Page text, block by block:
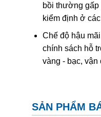
bồi thường gấp
kiểm định ở
Chế độ hậu
chính sách hỗ
vàng - bạc,
SẢN PHẨM